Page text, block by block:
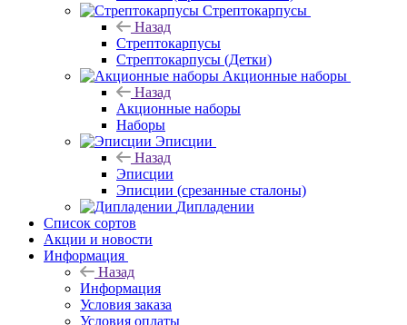
Стрептокарпусы
Назад
Стрептокарпусы
Стрептокарпусы (Детки)
Акционные наборы
Назад
Акционные наборы
Наборы
Эписции
Назад
Эписции
Эписции (срезанные сталоны)
Дипладении
Список сортов
Акции и новости
Информация
Назад
Информация
Условия заказа
Условия оплаты